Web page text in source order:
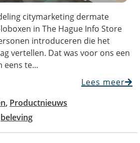
citymarketing dermate
in The Hague Info Store
introduceren die het
vertellen. Dat was voor ons een
eens te...
Lees meer
, Productnieuws
beleving